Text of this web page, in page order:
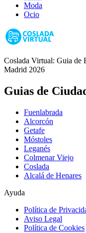
Moda
Ocio
Coslada Virtual: Guia de
Madrid 2026
Guias de
Fuenlabrada
Alcorcón
Getafe
Móstoles
Leganés
Colmenar Viejo
Coslada
Alcalá de Henares
Ayuda
Política de
Aviso Legal
Política de Cookies